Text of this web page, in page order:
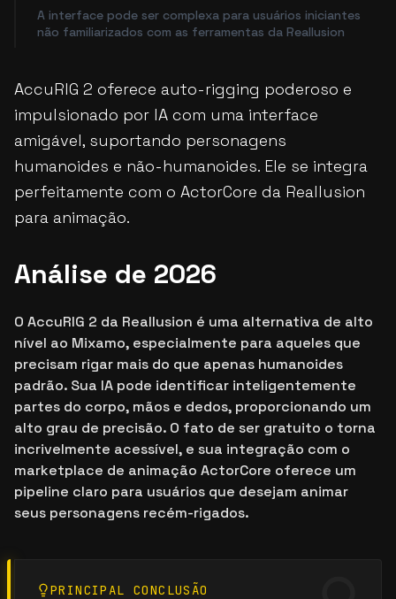
A interface pode ser complexa para usuários iniciantes
não familiarizados com as ferramentas da Reallusion
AccuRIG 2 oferece auto-rigging poderoso e
impulsionado por IA com uma interface
amigável, suportando personagens
humanoides e não-humanoides. Ele se integra
perfeitamente com o ActorCore da Reallusion
para animação.
Análise de 2026
O AccuRIG 2 da Reallusion é uma alternativa de alto
nível ao Mixamo, especialmente para aqueles que
precisam rigar mais do que apenas humanoides
padrão. Sua IA pode identificar inteligentemente
partes do corpo, mãos e dedos, proporcionando um
alto grau de precisão. O fato de ser gratuito o torna
incrivelmente acessível, e sua integração com o
marketplace de animação ActorCore oferece um
pipeline claro para usuários que desejam animar
seus personagens recém-rigados.
PRINCIPAL CONCLUSÃO